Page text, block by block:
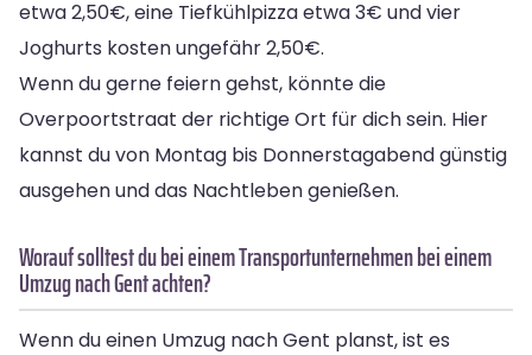
etwa 2,50€, eine Tiefkühlpizza etwa 3€ und vier
Joghurts kosten ungefähr 2,50€.
Wenn du gerne feiern gehst, könnte die
Overpoortstraat der richtige Ort für dich sein. Hier
kannst du von Montag bis Donnerstagabend günstig
ausgehen und das Nachtleben genießen.
Worauf solltest du bei einem Transportunternehmen bei einem
Umzug nach Gent achten?
Wenn du einen Umzug nach Gent planst, ist es